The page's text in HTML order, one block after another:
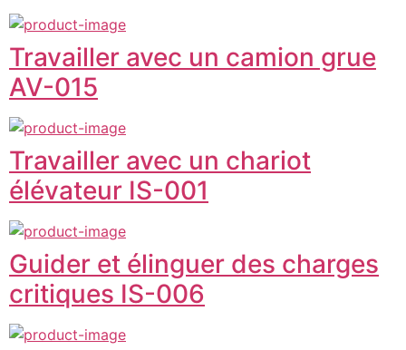
Travailler avec un camion grue
AV-015
Travailler avec un chariot
élévateur IS-001
Guider et élinguer des charges
critiques IS-006